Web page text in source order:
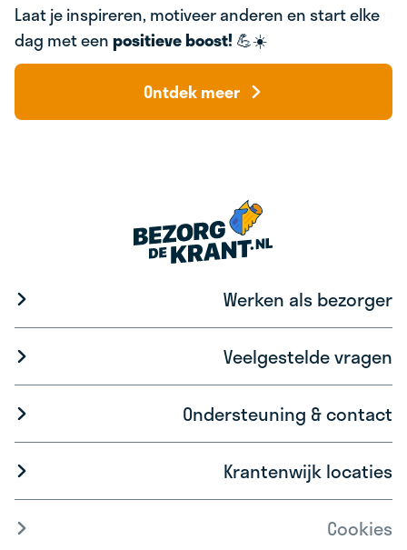
Laat je inspireren, motiveer anderen en start elke
dag met eenpositieve boost! 💪☀️
Ontdek meer
Werken als bezorger
Veelgestelde vragen
Ondersteuning & contact
Krantenwijk locaties
Cookies